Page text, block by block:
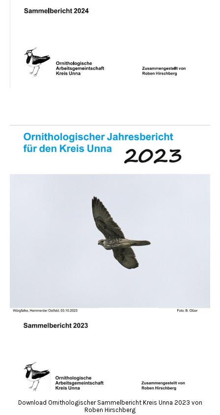
Download Ornithologischer Sammelbericht Kreis Unna 2023 von
Roben Hirschberg